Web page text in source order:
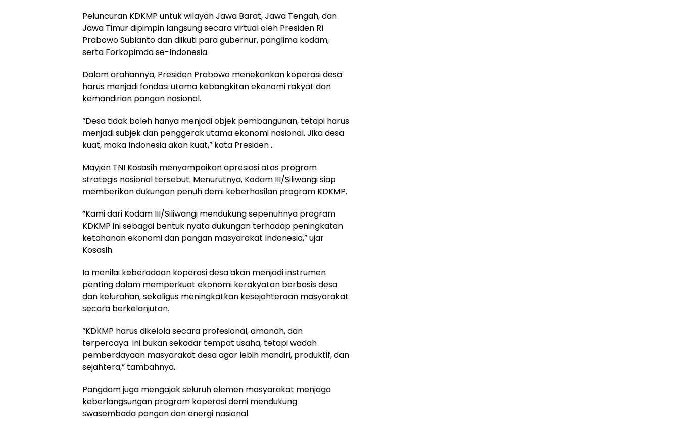
Peluncuran KDKMP untuk wilayah Jawa Barat, Jawa Tengah, dan
Jawa Timur dipimpin langsung secara virtual oleh Presiden RI
Prabowo Subianto dan diikuti para gubernur, panglima kodam,
serta Forkopimda se-Indonesia.
Dalam arahannya, Presiden Prabowo menekankan koperasi desa
harus menjadi fondasi utama kebangkitan ekonomi rakyat dan
kemandirian pangan nasional.
“Desa tidak boleh hanya menjadi objek pembangunan, tetapi harus
menjadi subjek dan penggerak utama ekonomi nasional. Jika desa
kuat, maka Indonesia akan kuat,” kata Presiden .
Mayjen TNI Kosasih menyampaikan apresiasi atas program
strategis nasional tersebut. Menurutnya, Kodam III/Siliwangi siap
memberikan dukungan penuh demi keberhasilan program KDKMP.
“Kami dari Kodam III/Siliwangi mendukung sepenuhnya program
KDKMP ini sebagai bentuk nyata dukungan terhadap peningkatan
ketahanan ekonomi dan pangan masyarakat Indonesia,” ujar
Kosasih.
Ia menilai keberadaan koperasi desa akan menjadi instrumen
penting dalam memperkuat ekonomi kerakyatan berbasis desa
dan kelurahan, sekaligus meningkatkan kesejahteraan masyarakat
secara berkelanjutan.
“KDKMP harus dikelola secara profesional, amanah, dan
terpercaya. Ini bukan sekadar tempat usaha, tetapi wadah
pemberdayaan masyarakat desa agar lebih mandiri, produktif, dan
sejahtera,” tambahnya.
Pangdam juga mengajak seluruh elemen masyarakat menjaga
keberlangsungan program koperasi demi mendukung
swasembada pangan dan energi nasional.